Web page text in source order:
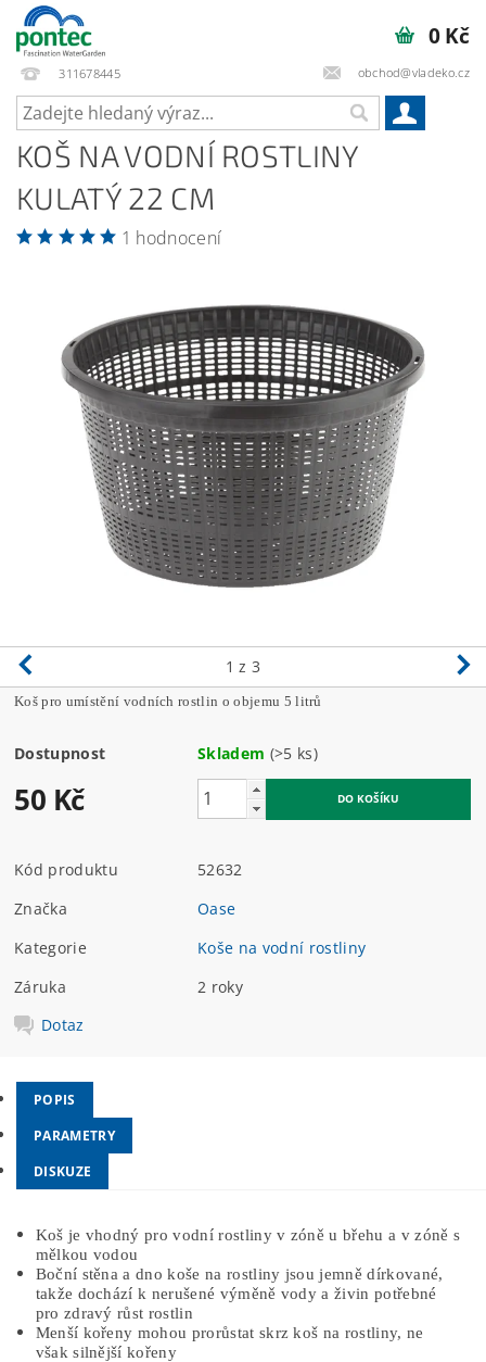
311678445 obchod@vladeko.cz
0 Kč
KOŠ NA VODNÍ ROSTLINY
KULATÝ 22 CM
1 hodnocení
1 z 3
Koš pro umístění vodních rostlin o objemu 5 litrů
Dostupnost Skladem (>5 ks)
50 Kč
Kód produktu
52632
Značka
Oase
Kategorie
Koše na vodní rostliny
Záruka
2 roky
Dotaz
POPIS
PARAMETRY
DISKUZE
Koš je vhodný pro vodní rostliny v zóně u břehu a v zóně s
mělkou vodou
Boční stěna a dno koše na rostliny jsou jemně dírkované,
takže dochází k nerušené výměně vody a živin potřebné
pro zdravý růst rostlin
Menší kořeny mohou prorůstat skrz koš na rostliny, ne
však silnější kořeny